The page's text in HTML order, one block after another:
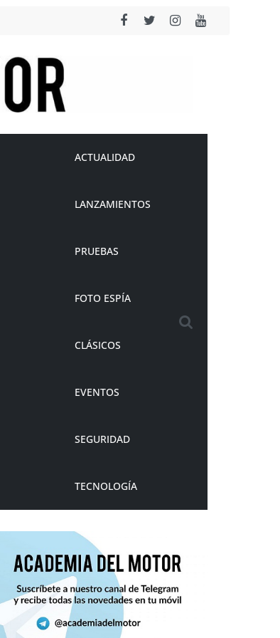
ACTUALIDAD
LANZAMIENTOS
PRUEBAS
FOTO ESPÍA
CLÁSICOS
EVENTOS
SEGURIDAD
TECNOLOGÍA